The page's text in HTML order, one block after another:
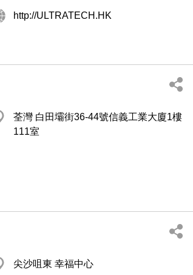
http://ULTRATECH.HK
荃灣 白田壩街36-44號信義工業大廈1樓
111室
尖沙咀東 幸福中心